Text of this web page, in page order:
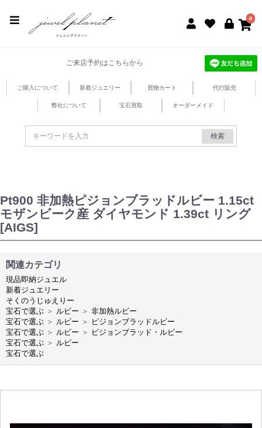
0
ご来店予約はこちらから
ご購入について 新着ジュエリー 買物カート 代行販売
弊社について 宝石買取 オーダーメイド
検索
Pt900 非加熱ピジョンブラッドルビー 1.15ct
モザンビーク産 ダイヤモンド 1.39ct リング
[AIGS]
関連カテゴリ
現品即納ジュエル
新着ジュエリー
そくのうじゅえりー
宝石で選ぶ ＞ ルビー ＞ 非加熱ルビー
宝石で選ぶ ＞ ルビー ＞ ピジョンブラッドルビー
宝石で選ぶ ＞ ルビー ＞ ピジョンブラッド・ルビー
宝石で選ぶ ＞ ルビー
宝石で選ぶ